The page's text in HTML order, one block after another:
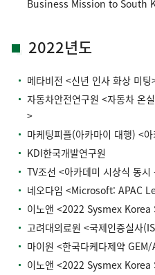
Business Mission to South
2022년도
메타비전 <신년 인사 화상 미팅
자동차안전연구원 <자동차 온
>
마케팅피플(아카마이 대행) <
KDI한국개발연구원
TV조선 <아카데미 시상식 동시
네오다임 <Microsoft: APAC
이노앤 <2022 Sysmex
고려대의료원 <국제인증실사
마이원 <한국다케다제약
이노앤 <2022 Sysmex